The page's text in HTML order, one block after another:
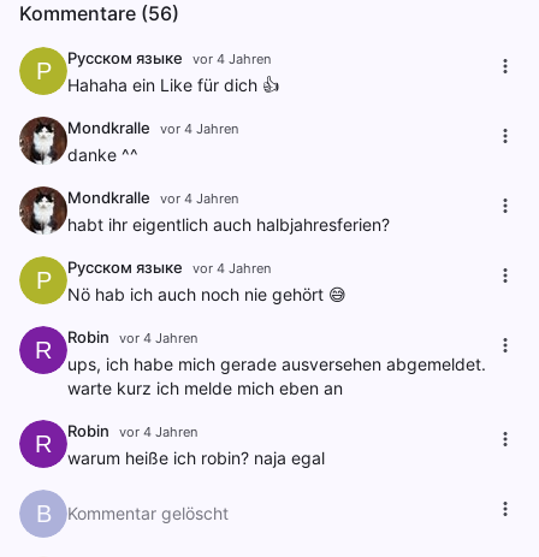
Kommentare (56)
Р Русском языке vor 4 Jahren
Hahaha ein Like für dich 👍
Mondkralle vor 4 Jahren
danke ^^
Mondkralle vor 4 Jahren
habt ihr eigentlich auch halbjahresferien?
Р Русском языке vor 4 Jahren
Nö hab ich auch noch nie gehört 😅
R Robin vor 4 Jahren
ups, ich habe mich gerade ausversehen abgemeldet.
warte kurz ich melde mich eben an
R Robin vor 4 Jahren
warum heiße ich robin? naja egal
B Kommentar gelöscht